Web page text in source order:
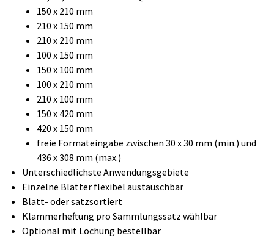
150 x 210 mm
210 x 150 mm
210 x 210 mm
100 x 150 mm
150 x 100 mm
100 x 210 mm
210 x 100 mm
150 x 420 mm
420 x 150 mm
freie Formateingabe zwischen 30 x 30 mm (min.) und
436 x 308 mm (max.)
Unterschiedlichste Anwendungsgebiete
Einzelne Blätter flexibel austauschbar
Blatt- oder satzsortiert
Klammerheftung pro Sammlungssatz wählbar
Optional mit Lochung bestellbar